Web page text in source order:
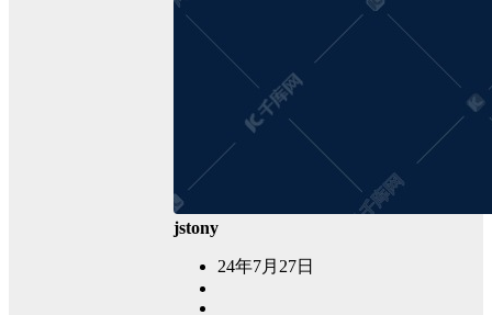
jstony
24年7月27日